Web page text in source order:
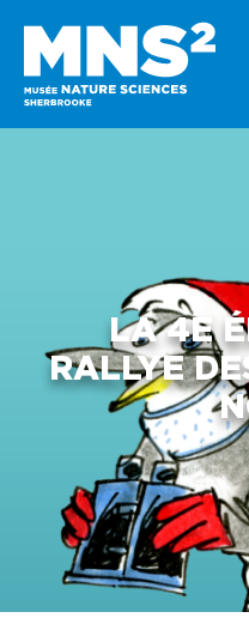
LA 4E
RALLYE